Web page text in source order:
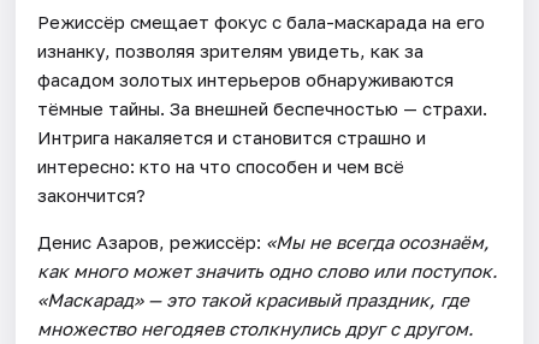
Режиссёр смещает фокус с бала-маскарада на его
изнанку, позволяя зрителям увидеть, как за
фасадом золотых интерьеров обнаруживаются
тёмные тайны. За внешней беспечностью — страхи.
Интрига накаляется и становится страшно и
интересно: кто на что способен и чем всё
закончится?
Денис Азаров, режиссёр: «Мы не всегда осознаём,
как много может значить одно слово или поступок.
«Маскарад» — это такой красивый праздник, где
множество негодяев столкнулись друг с другом.